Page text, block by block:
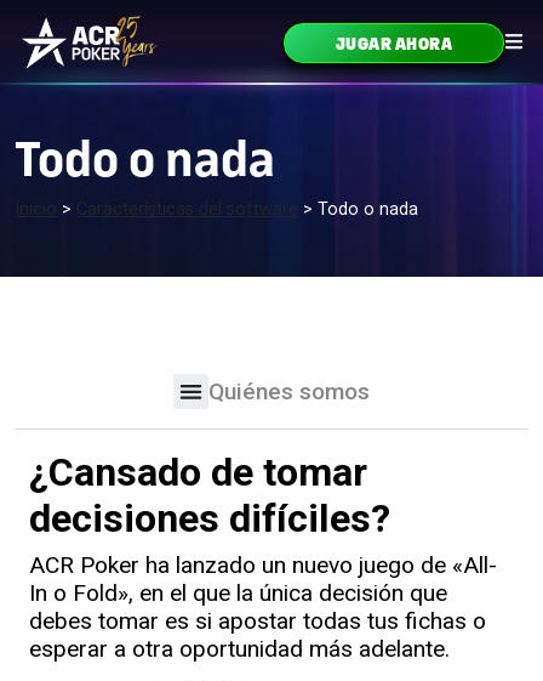
Ir al contenido
Navegación principalJUGAR AHORA
Todo o nada
> Características del software > Todo o nada
¿Cansado de tomar
decisiones difíciles?
ACR Poker ha lanzado un nuevo juego de «All-
In o Fold», en el que la única decisión que
debes tomar es si apostar todas tus fichas o
esperar a otra oportunidad más adelante.
Quiénes somos